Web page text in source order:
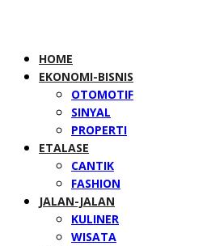
HOME
EKONOMI-BISNIS
OTOMOTIF
SINYAL
PROPERTI
ETALASE
CANTIK
FASHION
JALAN-JALAN
KULINER
WISATA